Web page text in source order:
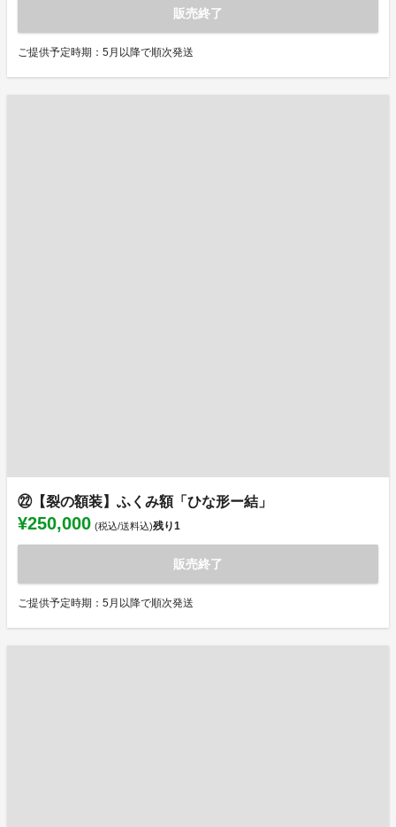
販売終了
ご提供予定時期：5月以降で順次発送
㉒【裂の額装】ふくみ額「ひな形ー結」
¥250,000 (税込/送料込)残り1
販売終了
ご提供予定時期：5月以降で順次発送